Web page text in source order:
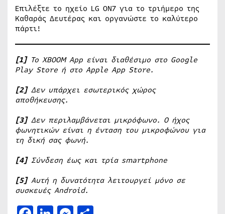
Επιλέξτε το ηχείο LG ON7 για το τριήμερο της
Καθαράς Δευτέρας και οργανώστε το καλύτερο
πάρτι!
[1]Το XBOOM App είναι διαθέσιμο στο Google
Play Store ή στο Apple App Store.
[2]Δεν υπάρχει εσωτερικός χώρος
αποθήκευσης.
[3]Δεν περιλαμβάνεται μικρόφωνο. Ο ήχος
φωνητικών είναι η ένταση του μικροφώνου για
τη δική σας φωνή.
[4]Σύνδεση έως και τρία smartphone
[5]Αυτή η δυνατότητα λειτουργεί μόνο σε
συσκευές Android.